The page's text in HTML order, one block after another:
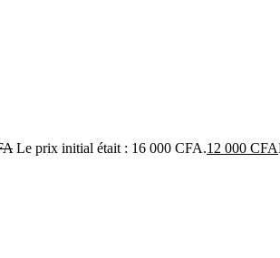
Le prix initial était : 16 000 CFA.12 000 CFA